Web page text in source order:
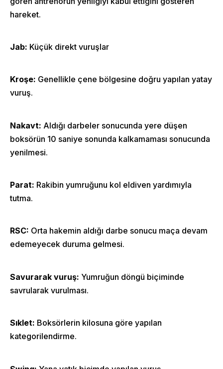
hareket.
Jab: Küçük direkt vuruşlar
Kroşe: Genellikle çene bölgesine doğru yapılan yatay
vuruş.
Nakavt: Aldığı darbeler sonucunda yere düşen
boksörün 10 saniye sonunda kalkamaması sonucunda
yenilmesi.
Parat: Rakibin yumruğunu kol eldiven yardımıyla
tutma.
RSC: Orta hakemin aldığı darbe sonucu maça devam
edemeyecek duruma gelmesi.
Savurarak vuruş: Yumruğun döngü biçiminde
savrularak vurulması.
Sıklet: Boksörlerin kilosuna göre yapılan
kategorilendirme.